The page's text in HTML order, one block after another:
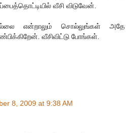
வீசி விடுவேன்.
என்றாலும் சொல்லுங்கள் அதே
வீசிவிட்டு போங்கள்.
8, 2009 at 9:38 AM